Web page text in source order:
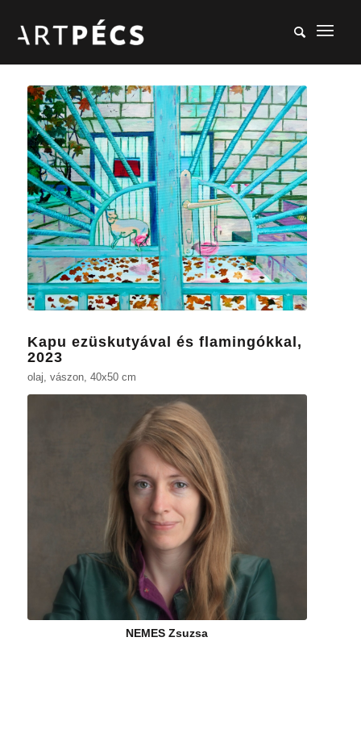
Kapu ezüskutyával és flamingókkal,
2023
olaj, vászon, 40x50 cm
NEMES Zsuzsa